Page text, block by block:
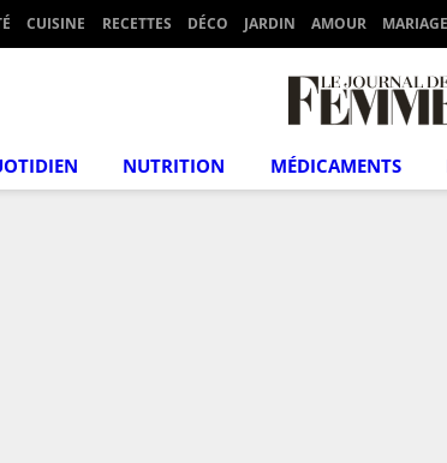
CUISINE RECETTES DÉCO JARDIN AMOUR MARIAGE
NUTRITION MÉDICAMENTS